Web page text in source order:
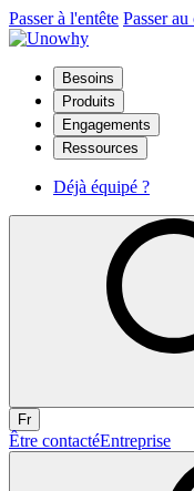
Passer à l'entête Passer
Besoins
Produits
Engagements
Ressources
Déjà équipé ?
Fr
Être contactéEntreprise